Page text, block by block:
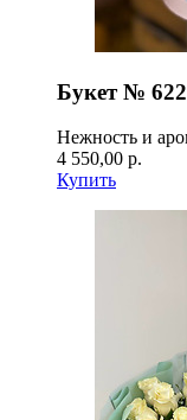
Букет № 622
Нежность и
4 550,00 р.
Купить